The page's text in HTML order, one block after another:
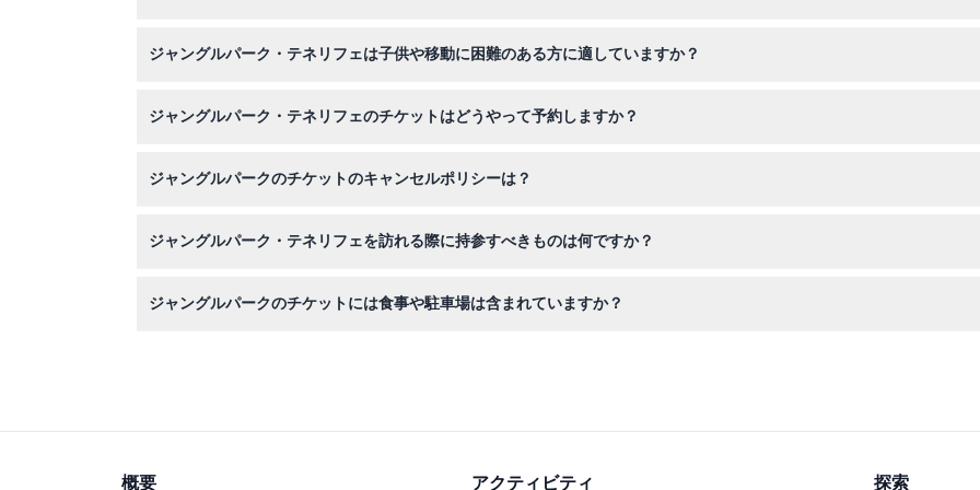
り時間もお楽しみいただけます。
ジャングルパーク・テネリフェは子供や移動に困難のある方に適していますか？
ジャングルパーク・テネリフェのチケットはどうやって予約しますか？
ジャングルパークのチケットのキャンセルポリシーは？
ジャングルパーク・テネリフェを訪れる際に持参すべきものは何ですか？
ジャングルパークのチケットには食事や駐車場は含まれていますか？
概要 アクティビティ 探索